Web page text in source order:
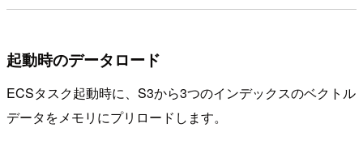
起動時のデータロード
ECSタスク起動時に、S3から3つのインデックスのベクトル
データをメモリにプリロードします。